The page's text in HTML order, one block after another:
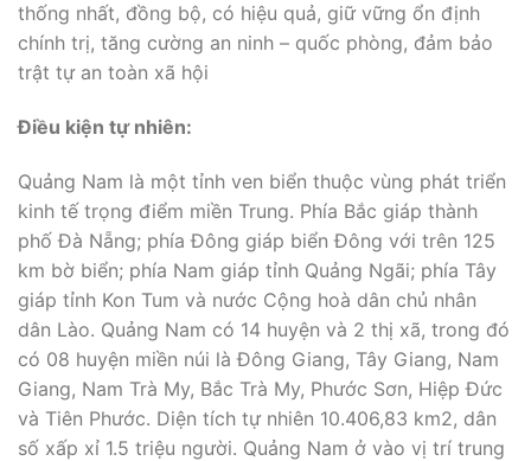
thống nhất, đồng bộ, có hiệu quả, giữ vững ổn định
chính trị, tăng cường an ninh – quốc phòng, đảm bảo
trật tự an toàn xã hội
Điều kiện tự nhiên:
Quảng Nam là một tỉnh ven biển thuộc vùng phát triển
kinh tế trọng điểm miền Trung. Phía Bắc giáp thành
phố Đà Nẵng; phía Đông giáp biển Đông với trên 125
km bờ biển; phía Nam giáp tỉnh Quảng Ngãi; phía Tây
giáp tỉnh Kon Tum và nước Cộng hoà dân chủ nhân
dân Lào. Quảng Nam có 14 huyện và 2 thị xã, trong đó
có 08 huyện miền núi là Đông Giang, Tây Giang, Nam
Giang, Nam Trà My, Bắc Trà My, Phước Sơn, Hiệp Đức
và Tiên Phước. Diện tích tự nhiên 10.406,83 km2, dân
số xấp xỉ 1.5 triệu người. Quảng Nam ở vào vị trí trung